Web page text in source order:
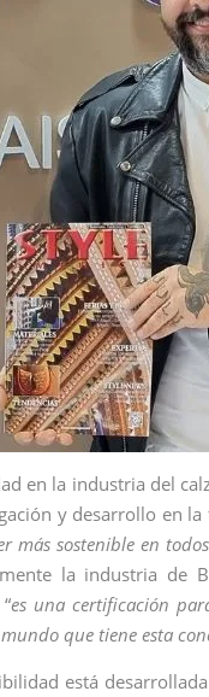
en la industria del
y desarrollo en la
más sostenible en
la industria de
es una certificación
que tiene esta
está